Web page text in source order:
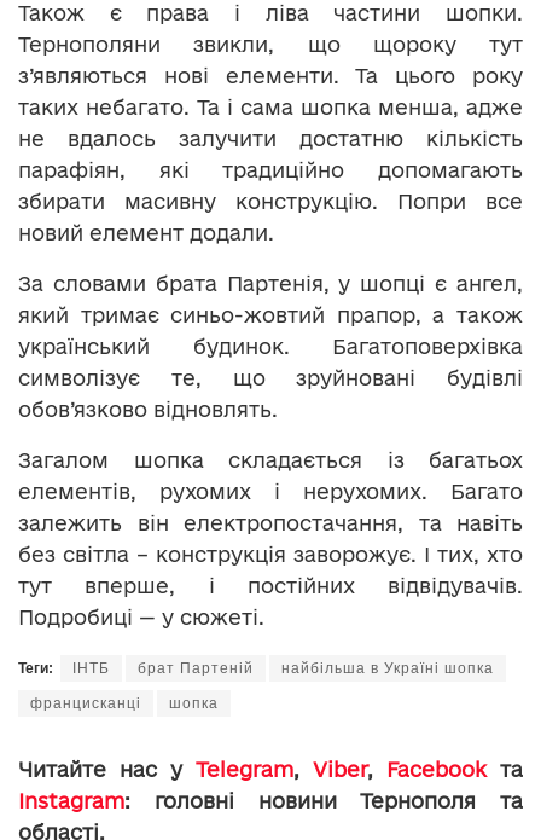
Також є права і ліва частини шопки.
Тернополяни звикли, що щороку тут
з’являються нові елементи. Та цього року
таких небагато. Та і сама шопка менша, адже
не вдалось залучити достатню кількість
парафіян, які традиційно допомагають
збирати масивну конструкцію. Попри все
новий елемент додали.
За словами брата Партенія, у шопці є ангел,
який тримає синьо-жовтий прапор, а також
український будинок. Багатоповерхівка
символізує те, що зруйновані будівлі
обов’язково відновлять.
Загалом шопка складається із багатьох
елементів, рухомих і нерухомих. Багато
залежить він електропостачання, та навіть
без світла – конструкція заворожує. І тих, хто
тут вперше, і постійних відвідувачів.
Подробиці — у сюжеті.
Теги: ІНТБ брат Партеній найбільша в Україні шопка
францисканці шопка
Читайте нас у Telegram, Viber, Facebookта
Instagram: головні новини Тернополя та
області.